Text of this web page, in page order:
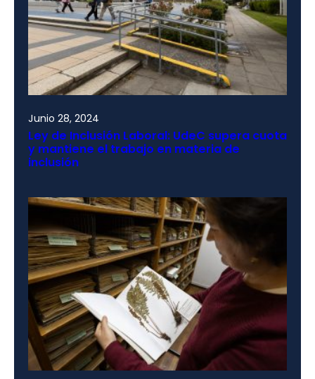
Junio 28, 2024
Ley de Inclusión Laboral: UdeC supera cuota
y mantiene el trabajo en materia de
inclusión